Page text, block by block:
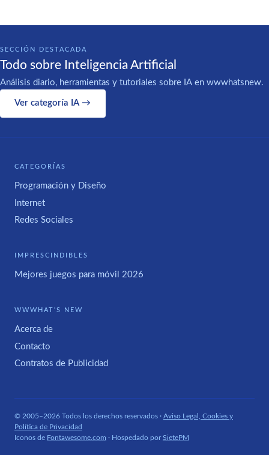
SECCIÓN DESTACADA
Todo sobre Inteligencia Artificial
Análisis diario, herramientas y tutoriales sobre IA en wwwhatsnew.
Ver categoría IA →
CATEGORÍAS
Programación y Diseño
Internet
Redes Sociales
IMPRESCINDIBLES
Mejores juegos para móvil 2026
WWWHAT'S NEW
Acerca de
Contacto
Contratos de Publicidad
© 2005–2026 Todos los derechos reservados · Aviso Legal, Cookies y
Política de Privacidad
Iconos de Fontawesome.com · Hospedado porSietePM